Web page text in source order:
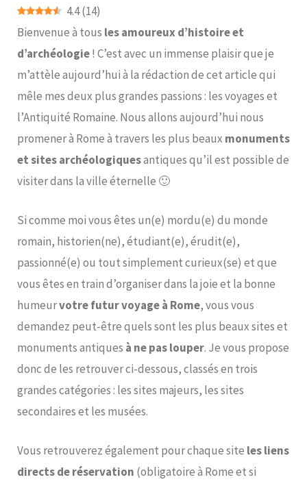
4.4(14)
Bienvenue à tous les amoureux d’histoire et
d’archéologie! C’est avec un immense plaisir que je
m’attèle aujourd’hui à la rédaction de cet article qui
mêle mes deux plus grandes passions : les voyages et
l’Antiquité Romaine. Nous allons aujourd’hui nous
promener à Rome à travers les plus beaux monuments
et sites archéologiquesantiques qu’il est possible de
visiter dans la ville éternelle 🙂
Si comme moi vous êtes un(e) mordu(e) du monde
romain, historien(ne), étudiant(e), érudit(e),
passionné(e) ou tout simplement curieux(se) et que
vous êtes en train d’organiser dans la joie et la bonne
humeurvotre futur voyage à Rome, vous vous
demandez peut-être quels sont les plus beaux sites et
monuments antiques à ne pas louper. Je vous propose
donc de les retrouver ci-dessous, classés en trois
grandes catégories : les sites majeurs, les sites
secondaires et les musées.
Vous retrouverez également pour chaque site les liens
directs de réservation (obligatoire à Rome et si